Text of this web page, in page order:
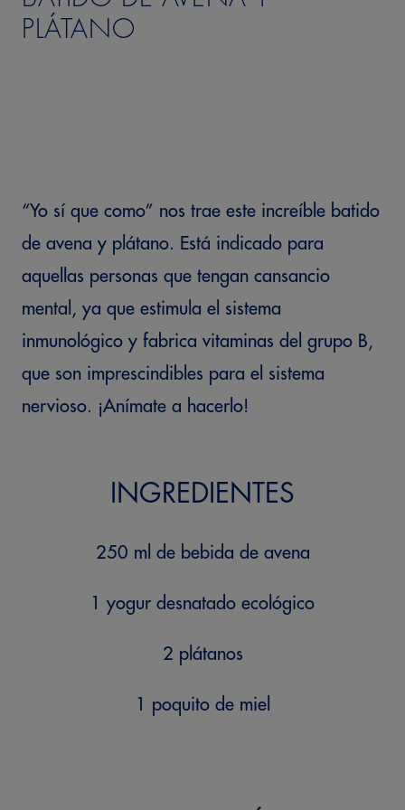
PLÁTANO
“Yo sí que como” nos trae este increíble batido
de avena y plátano. Está indicado para
aquellas personas que tengan cansancio
mental, ya que estimula el sistema
inmunológico y fabrica vitaminas del grupo B,
que son imprescindibles para el sistema
nervioso. ¡Anímate a hacerlo!
INGREDIENTES
250 ml de bebida de avena
1 yogur desnatado ecológico
2 plátanos
1 poquito de miel